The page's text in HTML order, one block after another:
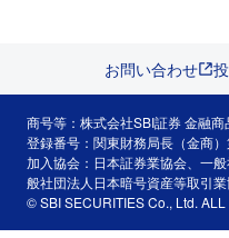
お問い合わせ
商号等：株式会社SBI証券 金融
登録番号：関東財務局長（金商
加入協会：日本証券業協会、一
般社団法人日本暗号資産等取引
© SBI SECURITIES Co., Ltd.